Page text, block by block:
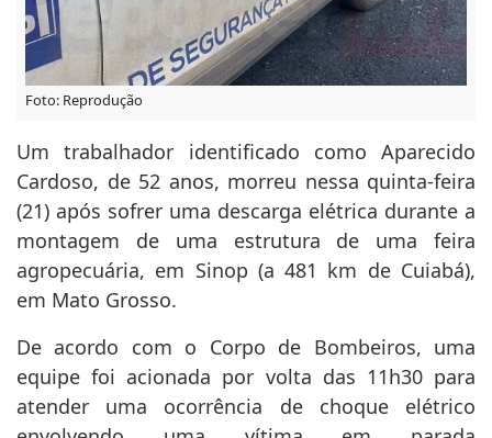
Foto: Reprodução
Um trabalhador identificado como Aparecido
Cardoso, de 52 anos, morreu nessa quinta-feira
(21) após sofrer uma descarga elétrica durante a
montagem de uma estrutura de uma feira
agropecuária, em Sinop (a 481 km de Cuiabá),
em Mato Grosso.
De acordo com o Corpo de Bombeiros, uma
equipe foi acionada por volta das 11h30 para
atender uma ocorrência de choque elétrico
envolvendo uma vítima em parada